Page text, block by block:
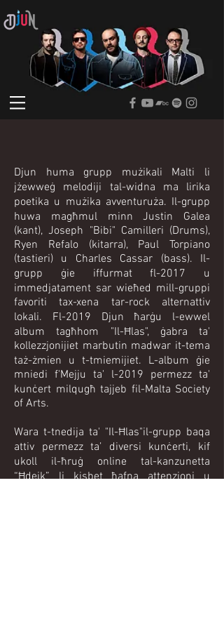
Djun huma grupp mużikali Malti li
jżewweġ melodiji tal-widna ma lirika
poetika u mużika avventuruża. Il-grupp
huwa magħmul minn Justin Galea
(kant), Joseph "Bibi" Camilleri (Drums),
Ryen Refalo (kitarra), Paul Torpiano
(tastieri) u Charles Cassar (bass). Il-
grupp ġie iffurmat fl-2017 u
immedjatament sar wieħed mill-gruppi
favoriti tax-xena tar-rock alternattiv
lokali. Fl-2019 Djun ħarġu l-ewwel
album tagħhom "Il-Ħlas", ġabra ta'
kollezzjonijiet marbutin madwar it-tema
taż-żmien u t-tmiemijiet. L-album ġie
mniedi f'Mejju ta' l-2019 permezz ta'
kunċert milqugħ tajjeb fil-Malta Society
of Arts.
Wara t-tnedija ta' "Il-Ħlas"il-grupp baqa
attiv permezz ta’ diversi kunċerti, kif
ukoll il-ħruġ online tal-kanzunetta
“Ħdejk” li kisbet ħafna attenzjoni u